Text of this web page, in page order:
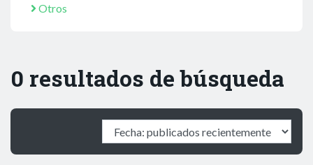
Otros
0 resultados de búsqueda